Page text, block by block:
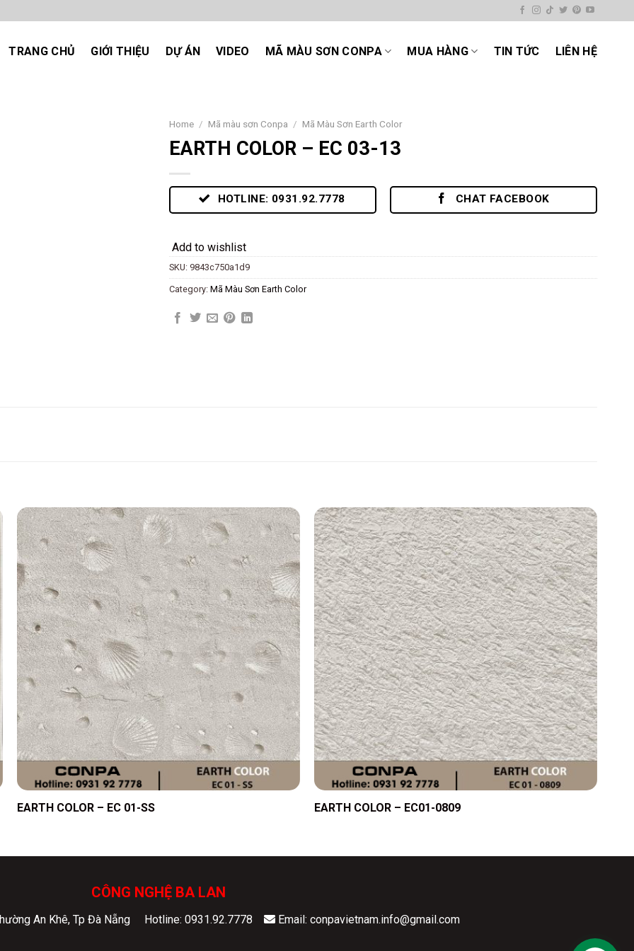
TRANG CHỦ GIỚI THIỆU DỰ ÁN VIDEO MÃ MÀU SƠN CONPA MUA HÀNG TIN TỨC LIÊN HỆ
Home / Mã màu sơn Conpa / Mã Màu Sơn Earth Color
EARTH COLOR – EC 03-13
HOTLINE: 0931.92.7778 CHAT FACEBOOK
Add to wishlist
SKU: 9843c750a1d9
Category: Mã Màu Sơn Earth Color
Add to
wishlist
EARTH COLOR – EC 01-SS
Add to
wishlist
EARTH COLOR – EC01-0809
CÔNG NGHỆ BA LAN
An Khê, Tp Đà Nẵng Hotline: 0931.92.7778 Email: conpavietnam.info@gmail.com